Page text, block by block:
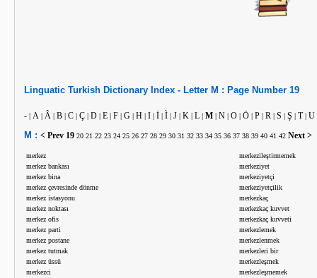
Linguatic Turkish Dictionary Index - Letter M : Page Number 19
- | A | Â | B | C | Ç | D | E | F | G | H | I | İ | Ì | J | K | L | M | N | O | Ö | P | R | S | Ş | T| U
M : < Prev 19 20 21 22 23 24 25 26 27 28 29 30 31 32 33 34 35 36 37 38 39 40 41 42 Next >
merkez
merkez bankası
merkez bina
merkez çevresinde dönme
merkez istasyonu
merkez noktası
merkez ofis
merkez parti
merkez postane
merkez tutmak
merkez üssü
merkezci
merkezileştirmemek
merkeziyet
merkeziyetçi
merkeziyetçilik
merkezkaç
merkezkaç kuvvet
merkezkaç kuvveti
merkezlemek
merkezlenmek
merkezleri bir
merkezleşmek
merkezleşmemek